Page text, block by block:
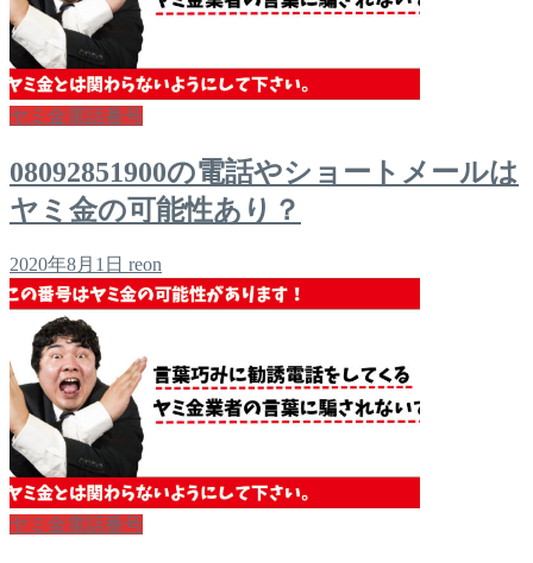
ヤミ金電話番号
08092851900の電話やショートメールは
ヤミ金の可能性あり？
2020年8月1日 reon
ヤミ金電話番号